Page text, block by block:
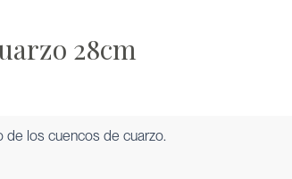
28cm
de los cuencos de cuarzo.